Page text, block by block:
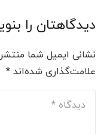
دیدگاهتان را
نشانی ایمیل شما
علامت‌گذاری شده‌اند *